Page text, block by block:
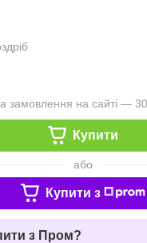
замовлення на сайті —
Купити
або
Купити з
з Пром?